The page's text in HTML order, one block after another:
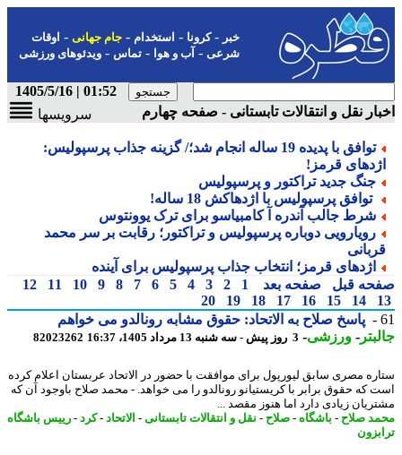
-کرونا-استخدام- جام جهانی-اوقات
شرعی-آب و هوا-تماس-ویدئوهای ورزشی
01:52 | 1405/5/16
نقل و انتقالات تابستانی - صفحه چهارم
سرویسها
توافق با پدیده 19 ساله انجام شد؛/ گزینه جذاب پرسپولیس:
قرمز!
جنگ جدید تراکتور و پرسپولیس
توافق پرسپولیس با اژدهاکش 18 ساله!
شرط جالب آندره آ کامبیاسو برای ترک یوونتوس
رویارویی دوباره پرسپولیس و تراکتور؛ رقابت بر سر محمد
اژدهای قرمز؛ انتخاب جذاب پرسپولیس برای آینده
قبل صفحه بعد 1
2
3
4
5
6
7
8
9
10
11
12
14
15
16
17
18
19
20
پاسخ صلاح به الاتحاد: حقوق مشابه رونالدو می خواهم
-ورزشی-3 روز پیش - سه شنبه 13 مرداد 1405، 16:37 82023262
مصری سابق لیورپول برای موافقت با حضور در الاتحاد عربستان اعلام کرده
که حقوق برابر با کریستیانو رونالدو را می خواهد. - محمد صلاح باوجود آن که
زیادی دارد اما هنوز مقصد ...
صلاح-باشگاه-صلاح-نقل و انتقالات تابستانی-الاتحاد-کرد-رییس باشگاه